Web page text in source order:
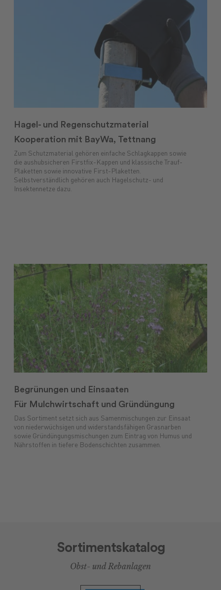
Hagel- und Regenschutzmaterial
Kooperation mit BayWa, Tettnang
Zum Schutzmaterial gehören einfache Schlagkappen sowie
die aushubsicheren Firstfix-Kappen und klassische Trauf-
Plaketten sowie innovative First-Plaketten.
Selbstverständlich gehören auch Hagelschutz- und
Insektennetze dazu.
Begrünungen und Einsaaten
Für Mulchwirtschaft und Gründüngung
Das Sortiment setzt sich aus Samenmischungen zur Einsaat
von niederwüchsigen und widerstandsfähigen Grasnarben
sowie Gründüngungsmischungen zum Eintrag von Humus und
Nährstoffen in tiefere Bodenschichten zusammen.
Sortimentskatalog
Obst- und Rebanlagen